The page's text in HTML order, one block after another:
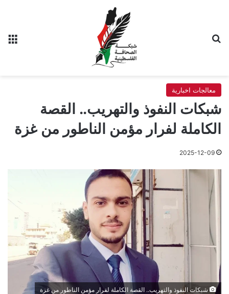
معالجات اخبارية
شبكات النفوذ والتهريب.. القصة
الكاملة لفرار مؤمن الناطور من غزة
2025-12-09
شبكات النفوذ والتهريب.. القصة الكاملة لفرار مؤمن الناطور من غزة